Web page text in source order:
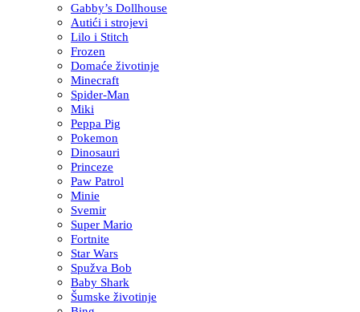
Gabby’s Dollhouse
Autići i strojevi
Lilo i Stitch
Frozen
Domaće životinje
Minecraft
Spider-Man
Miki
Peppa Pig
Pokemon
Dinosauri
Princeze
Paw Patrol
Minie
Svemir
Super Mario
Fortnite
Star Wars
Spužva Bob
Baby Shark
Šumske životinje